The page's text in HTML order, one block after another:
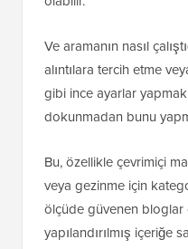
Ve aramanın nasıl
alıntılara tercih etme
gibi ince ayarlar
dokunmadan bunu
Bu, özellikle çevrimiçi
veya gezinme için
ölçüde güvenen bloglar
yapılandırılmış içeriğe